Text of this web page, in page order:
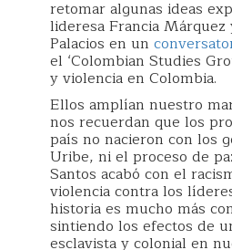
retomar algunas ideas
lideresa Francia
Palacios en un
el ‘Colombian Studies
y violencia en Colombia.
Ellos amplían nuestro
nos recuerdan que los
país no nacieron con los
Uribe, ni el proceso de
Santos acabó con el
violencia contra los
historia es mucho más
sintiendo los efectos de
esclavista y colonial en